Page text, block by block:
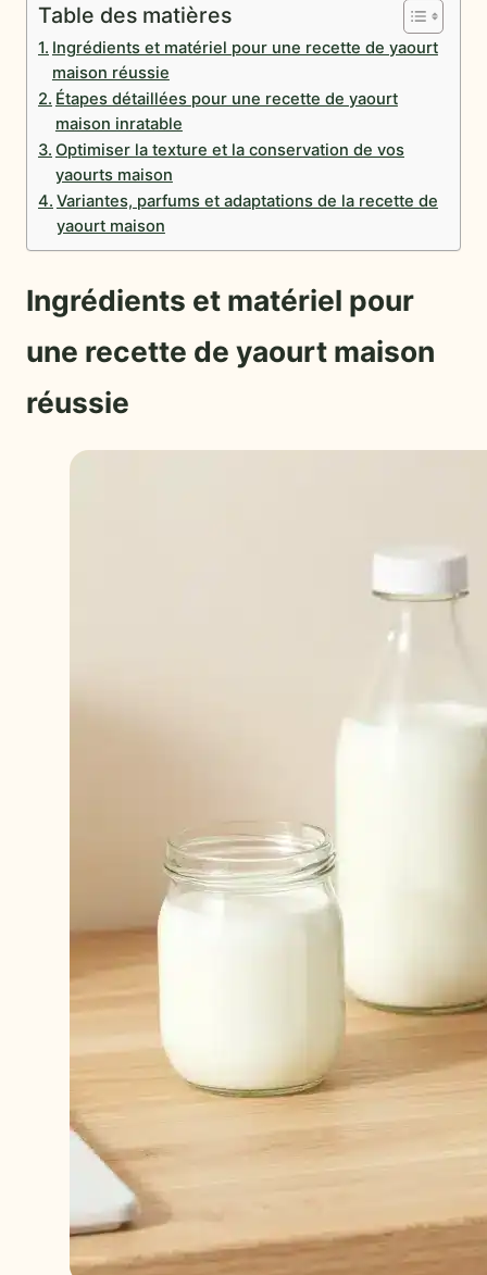
Table des matières
Ingrédients et matériel pour une recette de yaourt
maison réussie
Étapes détaillées pour une recette de yaourt
maison inratable
Optimiser la texture et la conservation de vos
yaourts maison
Variantes, parfums et adaptations de la recette de
yaourt maison
Ingrédients et matériel pour
une recette de yaourt maison
réussie